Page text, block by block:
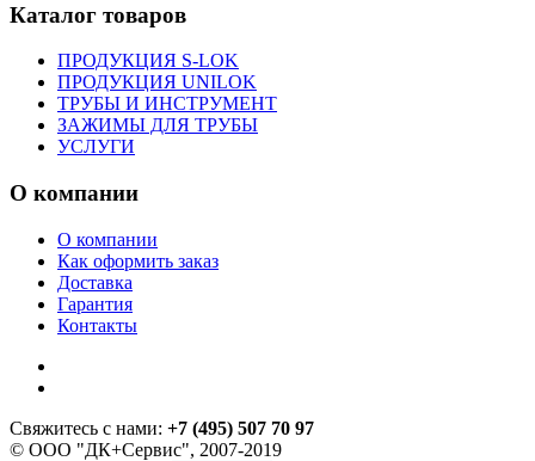
Каталог товаров
ПРОДУКЦИЯ S-LOK
ПРОДУКЦИЯ UNILOK
ТРУБЫ И ИНСТРУМЕНТ
ЗАЖИМЫ ДЛЯ ТРУБЫ
УСЛУГИ
О компании
О компании
Как оформить заказ
Доставка
Гарантия
Контакты
Свяжитесь с нами: +7 (495) 507 70 97
© ООО "ДК+Сервис", 2007-2019